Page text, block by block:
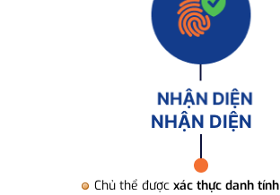
NHẬN DIỆN
Chủ thể được xác thực danh tính